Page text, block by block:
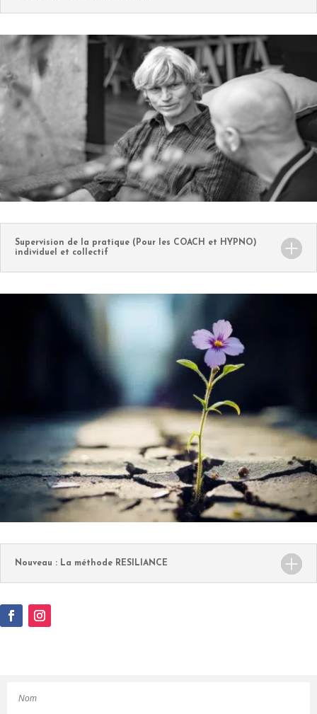
Supervision de la pratique (Pour les COACH et HYPNO)
individuel et collectif
Nouveau : La méthode RESILIANCE